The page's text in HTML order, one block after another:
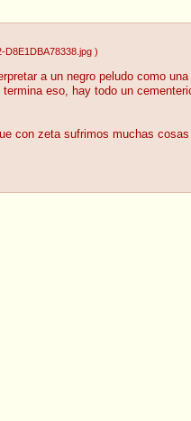
D8E1DBA78338.jpg )
a un negro peludo como
eso, hay todo un
con zeta sufrimos muchas